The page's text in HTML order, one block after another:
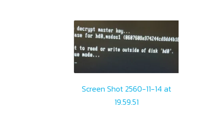
Screen Shot 2560-11-14 at
19.59.51